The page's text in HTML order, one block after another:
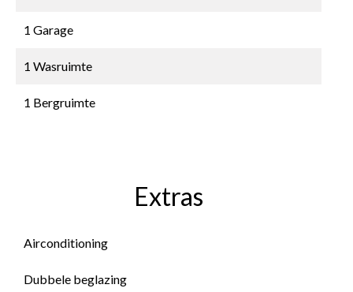
1 Garage
1 Wasruimte
1 Bergruimte
Extras
Airconditioning
Dubbele beglazing